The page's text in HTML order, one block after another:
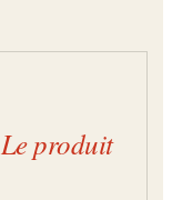
Le produit